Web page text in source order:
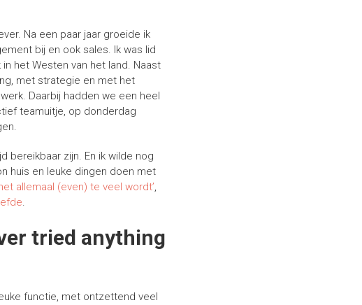
Na een paar jaar groeide ik
bij en ook sales. Ik was lid
het Westen van het land. Naast
met strategie en met het
Daarbij hadden we een heel
teamuitje, op donderdag
bereikbaar zijn. En ik wilde nog
huis en leuke dingen doen met
het allemaal (even) te veel wordt’,
.
tried anything
functie, met ontzettend veel